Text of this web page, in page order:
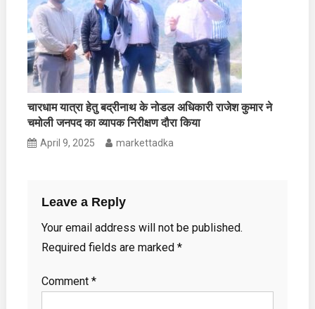
चारधाम यात्रा हेतु बद्रीनाथ के नोडल अधिकारी राजेश कुमार ने
चमोली जनपद का व्यापक निरीक्षण दौरा किया
April 9, 2025 markettadka
Leave a Reply
Your email address will not be published.
Required fields are marked *
Comment *